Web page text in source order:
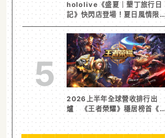
hololive《盛夏｜墾丁旅行日
記》快閃店登場！夏日風情限定
周邊首度公開
5
2026上半年全球營收排行出
爐 《王者榮耀》穩居榜首《寒
霜啟示錄》緊追在後！